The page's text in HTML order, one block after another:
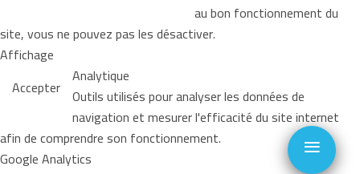
au bon fonctionnement du
site, vous ne pouvez pas les désactiver.
Affichage
Accepter Analytique
Outils utilisés pour analyser les données de
navigation et mesurer l'efficacité du site internet
afin de comprendre son fonctionnement.
Google Analytics
≡